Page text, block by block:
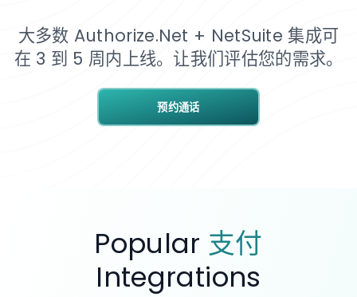
预约通话
大多数 Authorize.Net + NetSuite 集成可
在 3 到 5 周内上线。让我们评估您的需求。
Popular 支付
Integrations